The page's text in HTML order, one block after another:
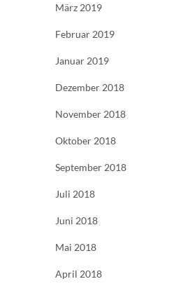
März 2019
Februar 2019
Januar 2019
Dezember 2018
November 2018
Oktober 2018
September 2018
Juli 2018
Juni 2018
Mai 2018
April 2018